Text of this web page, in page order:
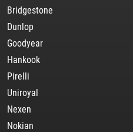
Bridgestone
Dunlop
Goodyear
Hankook
Pirelli
Uniroyal
Nexen
Nokian